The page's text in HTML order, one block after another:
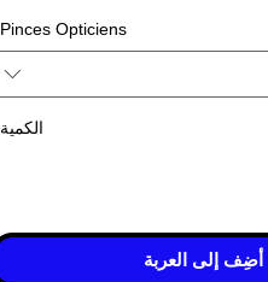
Pinces Opticiens
الكمية
أضِف إلى العربة